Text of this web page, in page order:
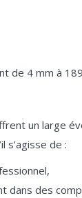
de 4 mm à
un large
s’agisse de :
dans des